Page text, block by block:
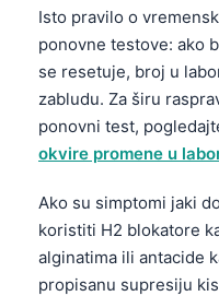
Isto pravilo o
ponovne testove: ako
se resetuje, broj u
zabludu. Za širu
ponovni test,
okvire promene u
Ako su simptomi jaki
koristiti H2 blokatore
alginatima ili antacide
propisanu supresiju
ไทย
ဗမာစာ
ភាសាខ្មែរ
Kiswahili
አማርኛ
Українська
O‘zbekcha
Català